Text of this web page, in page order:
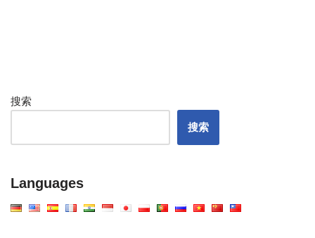
搜索
搜索
Languages